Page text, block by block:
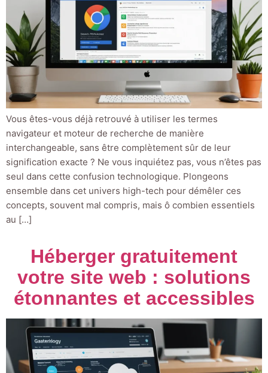
Vous êtes-vous déjà retrouvé à utiliser les termes
navigateur et moteur de recherche de manière
interchangeable, sans être complètement sûr de leur
signification exacte ? Ne vous inquiétez pas, vous n’êtes pas
seul dans cette confusion technologique. Plongeons
ensemble dans cet univers high-tech pour démêler ces
concepts, souvent mal compris, mais ô combien essentiels
au […]
Héberger gratuitement
votre site web : solutions
étonnantes et accessibles